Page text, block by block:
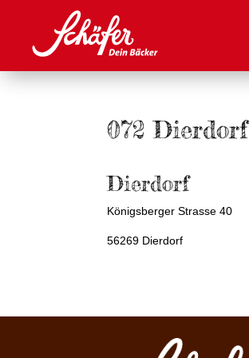
072 Dierdorf
Dierdorf
Königsberger Strasse 40
56269 Dierdorf